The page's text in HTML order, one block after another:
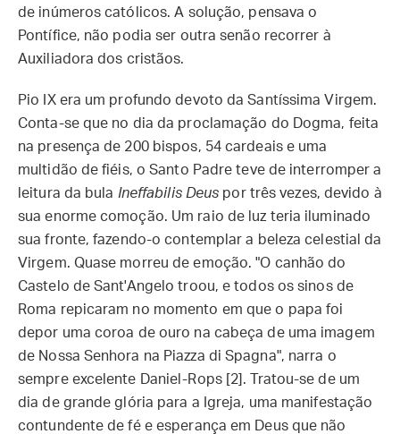
de inúmeros católicos. A solução, pensava o
Pontífice, não podia ser outra senão recorrer à
Auxiliadora dos cristãos.
Pio IX era um profundo devoto da Santíssima Virgem.
Conta-se que no dia da proclamação do Dogma, feita
na presença de 200 bispos, 54 cardeais e uma
multidão de fiéis, o Santo Padre teve de interromper a
leitura da bula Ineffabilis Deus por três vezes, devido à
sua enorme comoção. Um raio de luz teria iluminado
sua fronte, fazendo-o contemplar a beleza celestial da
Virgem. Quase morreu de emoção. "O canhão do
Castelo de Sant'Angelo troou, e todos os sinos de
Roma repicaram no momento em que o papa foi
depor uma coroa de ouro na cabeça de uma imagem
de Nossa Senhora na Piazza di Spagna", narra o
sempre excelente Daniel-Rops [2]. Tratou-se de um
dia de grande glória para a Igreja, uma manifestação
contundente de fé e esperança em Deus que não